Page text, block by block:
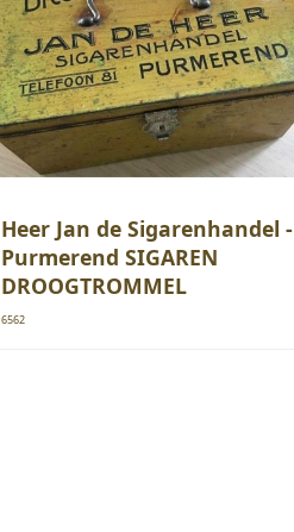
Heer Jan de Sigarenhandel -
Purmerend SIGAREN
DROOGTROMMEL
6562